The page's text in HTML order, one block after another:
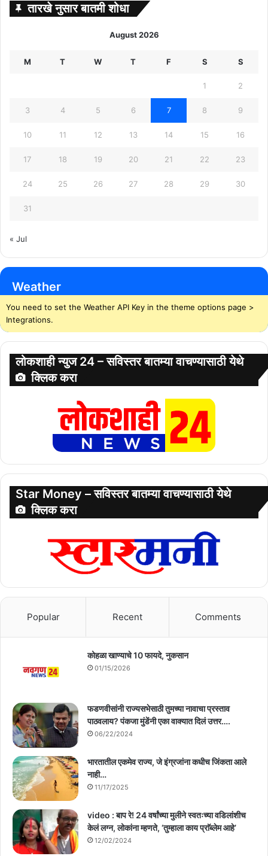
तारखे नुसार बातमी शोधा
August 2026
M T W T F S S
1 2
3 4 5 6 7 8 9
10 11 12 13 14 15 16
17 18 19 20 21 22 23
24 25 26 27 28 29 30
31
« Jul
Weather
You need to set the Weather API Key in the theme options page >
Integrations.
लोकशाही न्युज 24 – सविस्तर बातम्या वाचण्यासाठी येथे
क्लिक करा
Star Money – सविस्तर बातम्या वाचण्यासाठी येथे
क्लिक करा
Popular Recent Comments
कोहळा खाण्याचे 10 फायदे, नुकसान
01/15/2026
फडणवीसांनी राज्यसभेसाठी तुमच्या नावाचा प्रस्ताव
पाठवलाय? पंकजा मुंडेंनी एका वाक्यात दिलं उत्तर….
06/22/2024
भारतातील एकमेव राज्य, जे इंग्रजांना कधीच जिंकता आले
नाही…
11/17/2025
video : बाप रे! 24 वर्षांच्या मुलीने स्वतःच्या वडिलांशीच
केलं लग्न, लोकांना म्हणते, ‘तुम्हाला काय प्राॅब्लेम आहे’
12/02/2024